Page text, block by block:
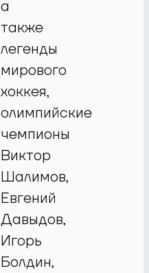
а
также
легенды
мирового
хоккея,
олимпийские
чемпионы
Виктор
Шалимов,
Евгений
Давыдов,
Игорь
Болдин,